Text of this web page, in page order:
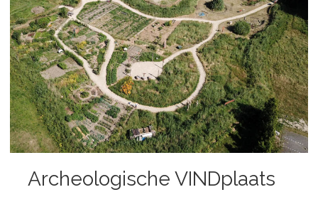
Archeologische VINDplaats